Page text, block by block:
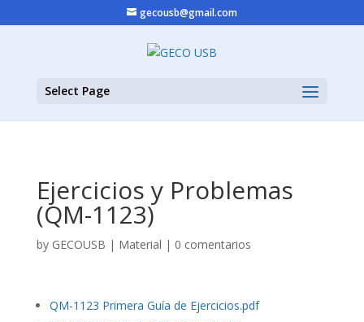
gecousb@gmail.com
Select Page
Ejercicios y Problemas
(QM-1123)
by GECOUSB | Material | 0 comentarios
QM-1123 Primera Guía de Ejercicios.pdf